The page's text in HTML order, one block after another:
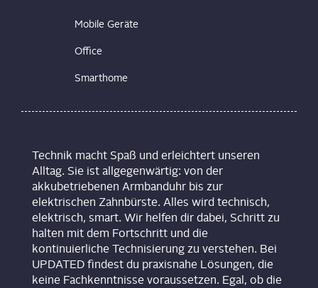
Mobile Geräte
Office
Smarthome
Technik macht Spaß und erleichtert unseren
Alltag. Sie ist allgegenwärtig: von der
akkubetriebenen Armbanduhr bis zur
elektrischen Zahnbürste. Alles wird technisch,
elektrisch, smart. Wir helfen dir dabei, Schritt zu
halten mit dem Fortschritt und die
kontinuierliche Technisierung zu verstehen. Bei
UPDATED findest du praxisnahe Lösungen, die
keine Fachkenntnisse voraussetzen. Egal, ob die